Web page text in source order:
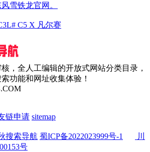
雪铁龙官网。
# C5 X 凡尔赛
，全人工编辑的开放式网站分类目录，
功能和网址收集体验！
链申请 sitemap
搜索导航 蜀ICP备2022023999号-1
川
号